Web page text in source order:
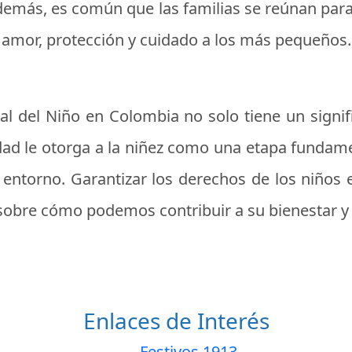
es común que las familias se reúnan
protección y cuidado a los más pequeños.
del Niño en Colombia no solo tiene un
le otorga a la niñez como una etapa
Garantizar los derechos de los niños
cómo podemos contribuir a su bienestar
Enlaces de Interés